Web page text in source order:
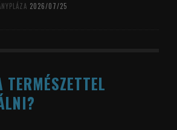
2026/07/25